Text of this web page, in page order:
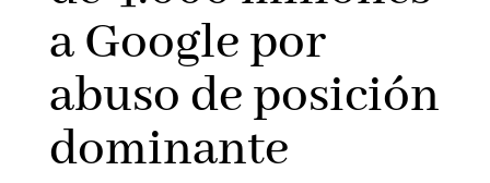
a Google por
abuso de posición
dominante